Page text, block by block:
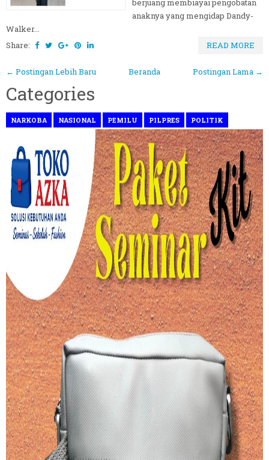
berjuang membiayai pengobatan
anaknya yang mengidap Dandy-
Walker...
Share:
READ MORE
← Postingan Lebih Baru Postingan Lama →
Beranda
Categories
NARKOBA NASIONAL PEMILU PILPRES POLITIK